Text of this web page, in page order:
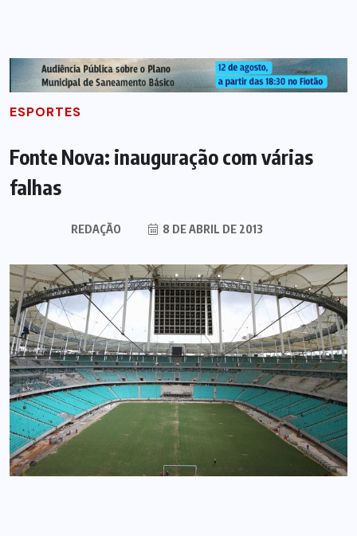
ESPORTES
Fonte Nova: inauguração com várias
falhas
REDAÇÃO 8 DE ABRIL DE 2013